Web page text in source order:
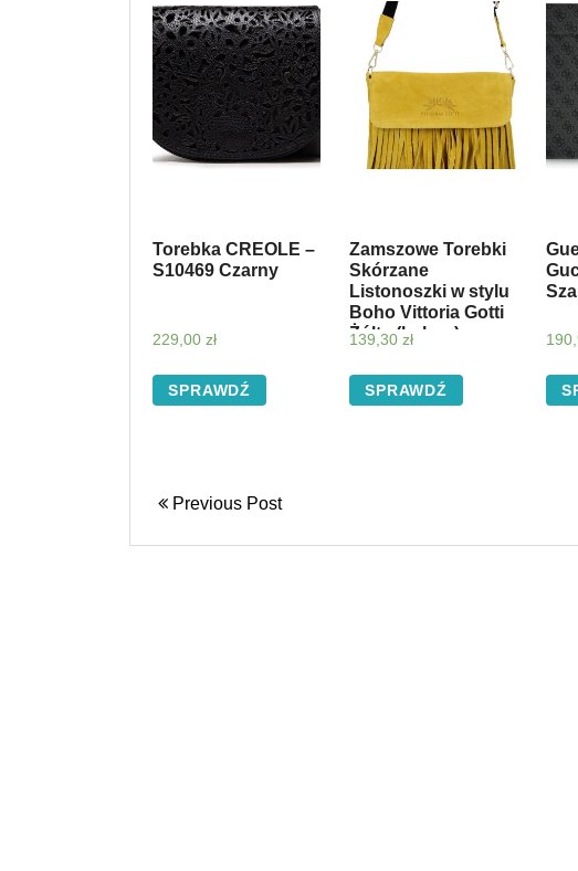
Torebka CREOLE –
S10469 Czarny
229,00 zł
SPRAWDŹ
Zamszowe Torebki
Skórzane
Listonoszki w stylu
Boho Vittoria Gotti
Żółta (kolory)
139,30 zł
SPRAWDŹ
Previous Post